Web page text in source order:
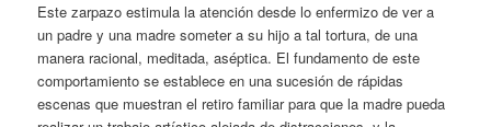
Este zarpazo estimula la atención desde lo enfermizo de ver a
un padre y una madre someter a su hijo a tal tortura, de una
manera racional, meditada, aséptica. El fundamento de este
comportamiento se establece en una sucesión de rápidas
escenas que muestran el retiro familiar para que la madre pueda